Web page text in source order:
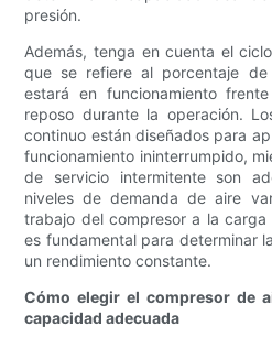
presión.
Además, tenga en cuenta el
que se refiere al porcentaje
estará en funcionamiento
reposo durante la operación.
continuo están diseñados para
funcionamiento ininterrumpido,
de servicio intermitente son
niveles de demanda de aire
trabajo del compresor a la
es fundamental para determinar
un rendimiento constante.
Cómo elegir el compresor de
capacidad adecuada